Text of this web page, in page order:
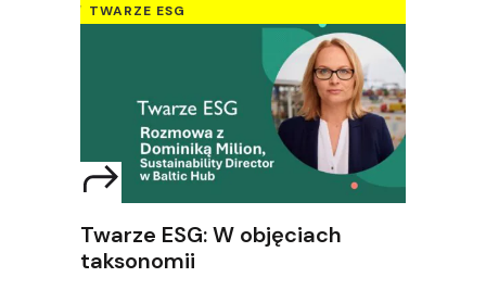
TWARZE ESG
Twarze ESG: W objęciach
taksonomii